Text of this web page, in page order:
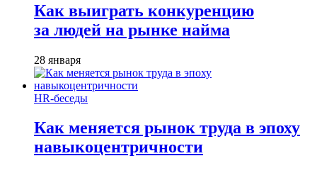
Как выиграть конкуренцию
за людей на рынке найма
28 января
HR-беседы
Как меняется рынок труда в эпоху
навыкоцентричности